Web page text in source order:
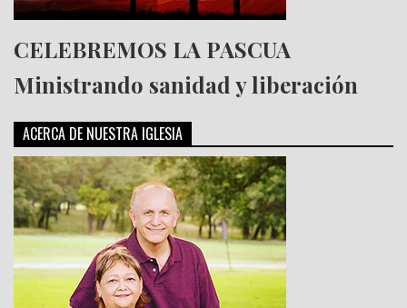
CELEBREMOS LA PASCUA
Ministrando sanidad y liberación
ACERCA DE NUESTRA IGLESIA